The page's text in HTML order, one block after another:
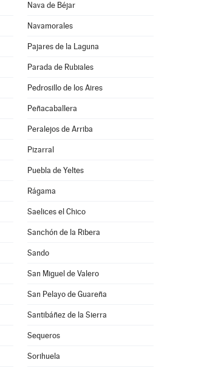
Nava de Béjar
Navamorales
Pajares de la Laguna
Parada de Rubiales
Pedrosillo de los Aires
Peñacaballera
Peralejos de Arriba
Pizarral
Puebla de Yeltes
Rágama
Saelices el Chico
Sanchón de la Ribera
Sando
San Miguel de Valero
San Pelayo de Guareña
Santibáñez de la Sierra
Sequeros
Sorihuela